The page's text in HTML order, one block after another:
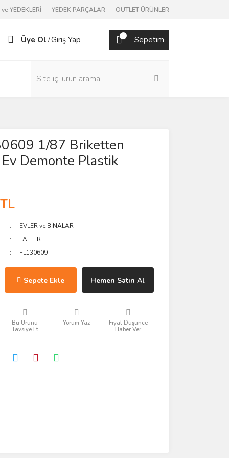
YEDEKLERİ YEDEK PARÇALAR OUTLET ÜRÜNLER
Üye Ol /Giriş Yap Sepetim
1/87 Briketten
Ev Demonte Plastik
EVLER ve BİNALAR
FALLER
FL130609
Sepete Ekle Hemen Satın Al
Bu Ürünü
Tavsiye Et
Yorum Yaz
Fiyat Düşünce
Haber Ver